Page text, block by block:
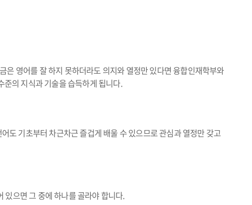
영어를 잘 하지 못하더라도 의지와 열정만 있다면 융합인재학부와
의 지식과 기술을 습득하게 됩니다.
도 기초부터 차근차근 즐겁게 배울 수 있으므로 관심과 열정만 갖고
으면 그 중에 하나를 골라야 합니다.